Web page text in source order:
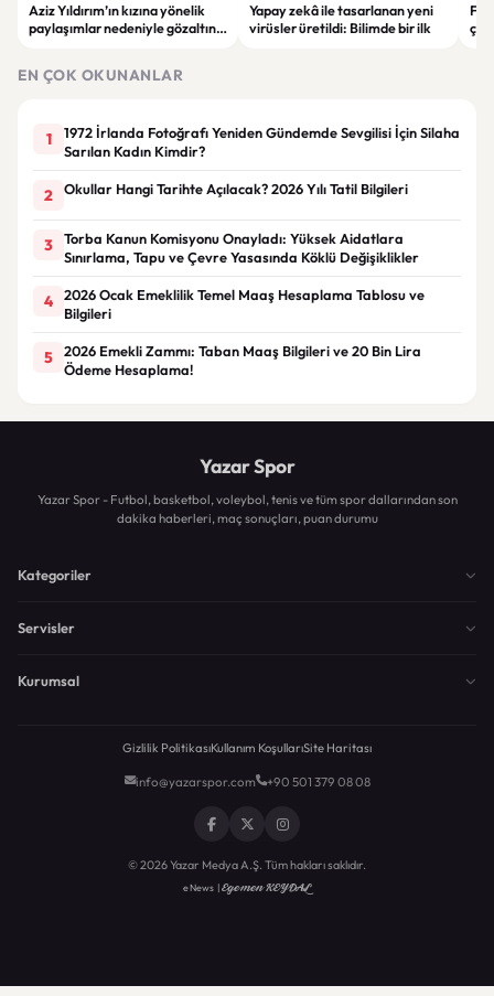
Aziz Yıldırım’ın kızına yönelik
paylaşımlar nedeniyle gözaltına
Yapay zekâ ile tasarlanan yeni
virüsler üretildi: Bilimde bir ilk
EN ÇOK OKUNANLAR
1
1972 İrlanda Fotoğrafı Yeniden Gündemde Sevgilisi İçin Silaha
Sarılan Kadın Kimdir?
2 Okullar Hangi Tarihte Açılacak? 2026 Yılı Tatil Bilgileri
3
Torba Kanun Komisyonu Onayladı: Yüksek Aidatlara
Sınırlama, Tapu ve Çevre Yasasında Köklü Değişiklikler
4
2026 Ocak Emeklilik Temel Maaş Hesaplama Tablosu ve
Bilgileri
5
2026 Emekli Zammı: Taban Maaş Bilgileri ve 20 Bin Lira
Ödeme Hesaplama!
Yazar Spor
Yazar Spor - Futbol, basketbol, voleybol, tenis ve tüm spor dallarından son
dakika haberleri, maç sonuçları, puan durumu
Kategoriler
Servisler
Kurumsal
Gizlilik PolitikasıKullanım KoşullarıSite Haritası
info@yazarspor.com +90 501 379 08 08
© 2026 Yazar Medya A.Ş. Tüm hakları saklıdır.
eNews |Egemen KEYDAL